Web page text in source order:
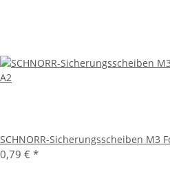
SCHNORR-Sicherungsscheiben M3
0,79 € *